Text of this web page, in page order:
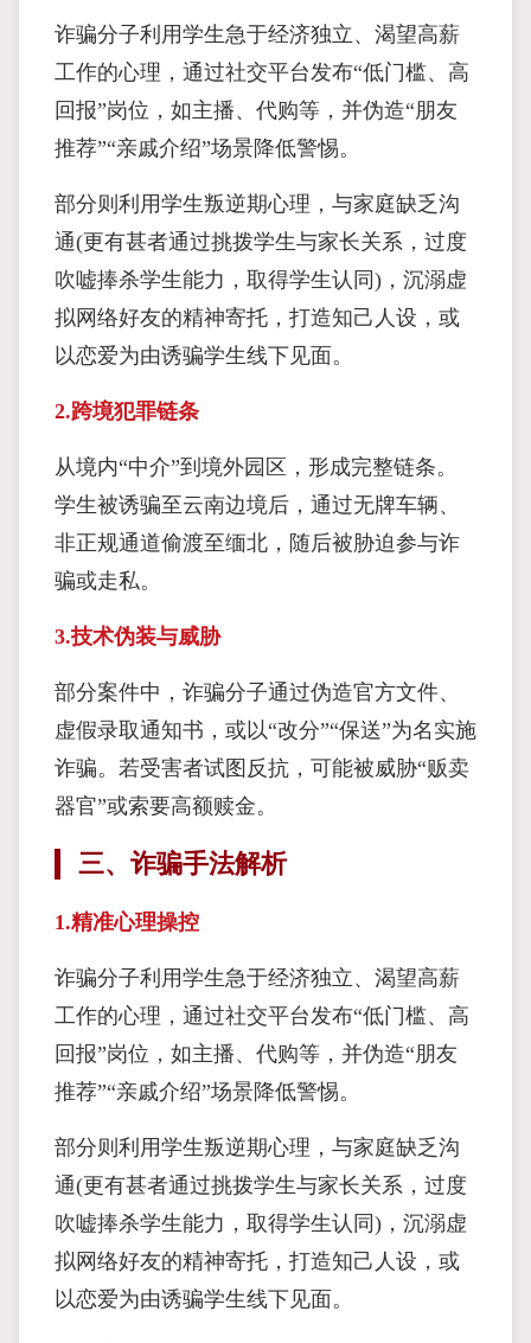
诈骗分子利用学生急于经济独立、渴望高薪
工作的心理，通过社交平台发布“低门槛、高
回报”岗位，如主播、代购等，并伪造“朋友
推荐”“亲戚介绍”场景降低警惕。
部分则利用学生叛逆期心理，与家庭缺乏沟
通(更有甚者通过挑拨学生与家长关系，过度
吹嘘捧杀学生能力，取得学生认同)，沉溺虚
拟网络好友的精神寄托，打造知己人设，或
以恋爱为由诱骗学生线下见面。
2.跨境犯罪链条
从境内“中介”到境外园区，形成完整链条。
学生被诱骗至云南边境后，通过无牌车辆、
非正规通道偷渡至缅北，随后被胁迫参与诈
骗或走私。
3.技术伪装与威胁
部分案件中，诈骗分子通过伪造官方文件、
虚假录取通知书，或以“改分”“保送”为名实施
诈骗。若受害者试图反抗，可能被威胁“贩卖
器官”或索要高额赎金。
三、诈骗手法解析
1.精准心理操控
诈骗分子利用学生急于经济独立、渴望高薪
工作的心理，通过社交平台发布“低门槛、高
回报”岗位，如主播、代购等，并伪造“朋友
推荐”“亲戚介绍”场景降低警惕。
部分则利用学生叛逆期心理，与家庭缺乏沟
通(更有甚者通过挑拨学生与家长关系，过度
吹嘘捧杀学生能力，取得学生认同)，沉溺虚
拟网络好友的精神寄托，打造知己人设，或
以恋爱为由诱骗学生线下见面。